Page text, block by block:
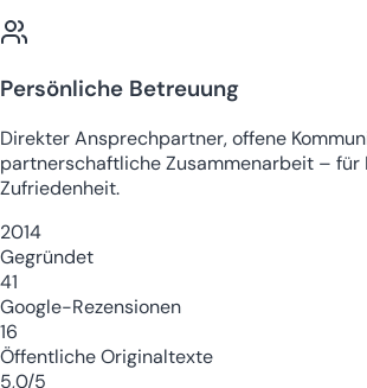
Persönliche Betreuung
Direkter Ansprechpartner, offene
partnerschaftliche Zusammenarbeit – für
Zufriedenheit.
2014
Gegründet
41
Google-Rezensionen
16
Öffentliche Originaltexte
5,0/5